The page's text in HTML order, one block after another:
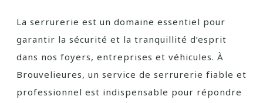
La serrurerie est un domaine essentiel pour
garantir la sécurité et la tranquillité d’esprit
dans nos foyers, entreprises et véhicules. À
Brouvelieures, un service de serrurerie fiable et
professionnel est indispensable pour répondre